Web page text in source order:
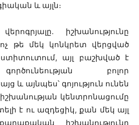
և այլն։
իշխանությունը
թե մեկ կոնկրետ վերցված
այլ բաշխված է
բոլոր
և այնպես՝ գոյություն ունեն
կենտրոնացումը
է ու ազդեցիկ, քան մեկ այլ
իշխանությունը